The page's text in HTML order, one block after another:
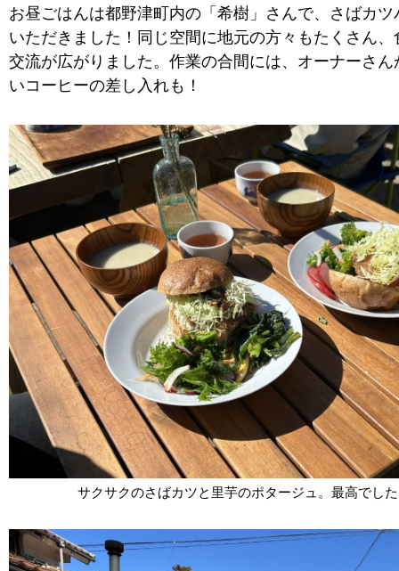
お昼ごはんは都野津町内の「希樹」さんで、さばカツ
いただきました！同じ空間に地元の方々もたくさん、
交流が広がりました。作業の合間には、オーナーさん
いコーヒーの差し入れも！
サクサクのさばカツと里芋のポタージュ。最高でし